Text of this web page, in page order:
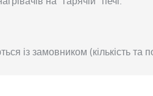
із замовником (кількість